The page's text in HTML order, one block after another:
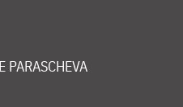
PARASCHEVA